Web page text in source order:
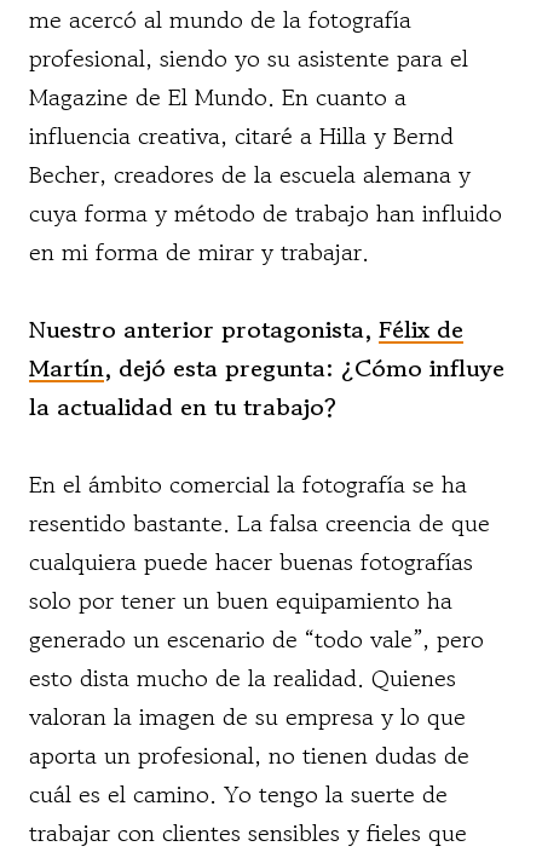
me acercó al mundo de la fotografía
profesional, siendo yo su asistente para el
Magazine de El Mundo. En cuanto a
influencia creativa, citaré a Hilla y Bernd
Becher, creadores de la escuela alemana y
cuya forma y método de trabajo han influido
en mi forma de mirar y trabajar.
Nuestro anterior protagonista, Félix de
Martín, dejó esta pregunta: ¿Cómo influye
la actualidad en tu trabajo?
En el ámbito comercial la fotografía se ha
resentido bastante. La falsa creencia de que
cualquiera puede hacer buenas fotografías
solo por tener un buen equipamiento ha
generado un escenario de “todo vale”, pero
esto dista mucho de la realidad. Quienes
valoran la imagen de su empresa y lo que
aporta un profesional, no tienen dudas de
cuál es el camino. Yo tengo la suerte de
trabajar con clientes sensibles y fieles que